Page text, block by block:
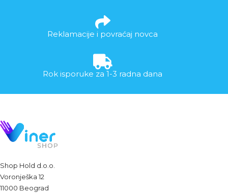
Reklamacije i povraćaj novca
Rok isporuke za 1-3 radna dana
Shop Hold d.o.o.
Voronješka 12
11000 Beograd